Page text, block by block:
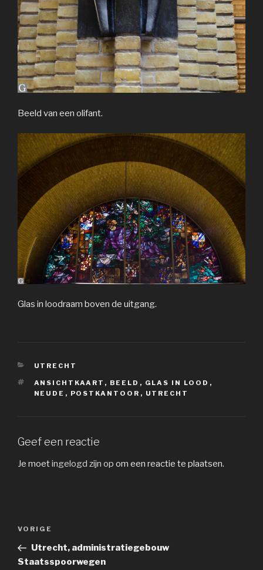
Beeld van een olifant.
Glas in loodraam boven de uitgang.
CATEGORIEËN
UTRECHT
TAGS
ANSICHTKAART , BEELD , GLAS IN LOOD ,
NEUDE , POSTKANTOOR , UTRECHT
Geef een reactie
Je moetingelogd zijn op om een reactie te plaatsen.
Vorig
bericht
VORIGE
Utrecht, administratiegebouw
Staatsspoorwegen